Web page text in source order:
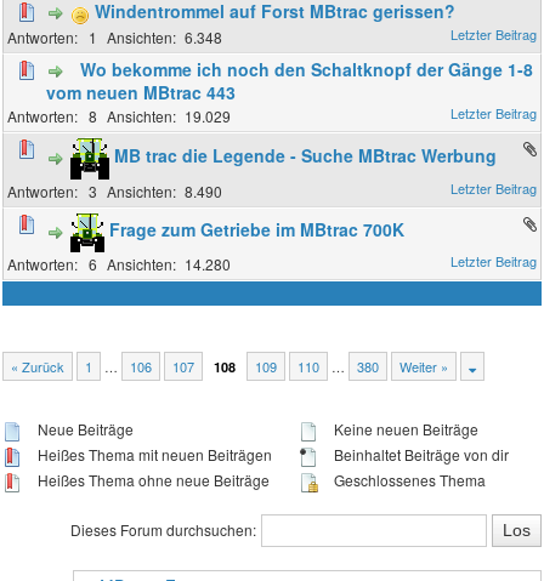
Windentrommel auf Forst MBtrac gerissen?
1 6.348
Wo bekomme ich noch den Schaltknopf der Gänge 1-8
vom neuen MBtrac 443
8 19.029
MB trac die Legende - Suche MBtrac Werbung
3 8.490
Frage zum Getriebe im MBtrac 700K
6 14.280
« Zurück 1 … 106 107 108 109 110 … 380 Weiter »
Neue Beiträge
Heißes Thema mit neuen Beiträgen
Heißes Thema ohne neue Beiträge
Keine neuen Beiträge
Beinhaltet Beiträge von dir
Geschlossenes Thema
Dieses Forum durchsuchen: